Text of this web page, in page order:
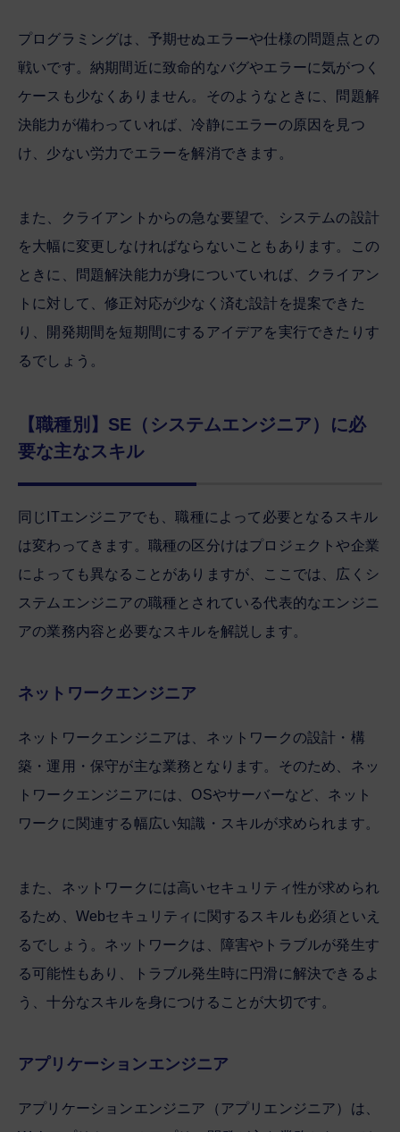
プログラミングは、予期せぬエラーや仕様の問題点との
戦いです。納期間近に致命的なバグやエラーに気がつく
ケースも少なくありません。そのようなときに、問題解
決能力が備わっていれば、冷静にエラーの原因を見つ
け、少ない労力でエラーを解消できます。
また、クライアントからの急な要望で、システムの設計
を大幅に変更しなければならないこともあります。この
ときに、問題解決能力が身についていれば、クライアン
トに対して、修正対応が少なく済む設計を提案できた
り、開発期間を短期間にするアイデアを実行できたりす
るでしょう。
【職種別】SE（システムエンジニア）に必
要な主なスキル
同じITエンジニアでも、職種によって必要となるスキル
は変わってきます。職種の区分けはプロジェクトや企業
によっても異なることがありますが、ここでは、広くシ
ステムエンジニアの職種とされている代表的なエンジニ
アの業務内容と必要なスキルを解説します。
ネットワークエンジニア
ネットワークエンジニアは、ネットワークの設計・構
築・運用・保守が主な業務となります。そのため、ネッ
トワークエンジニアには、OSやサーバーなど、ネット
ワークに関連する幅広い知識・スキルが求められます。
また、ネットワークには高いセキュリティ性が求められ
るため、Webセキュリティに関するスキルも必須といえ
るでしょう。ネットワークは、障害やトラブルが発生す
る可能性もあり、トラブル発生時に円滑に解決できるよ
う、十分なスキルを身につけることが大切です。
アプリケーションエンジニア
アプリケーションエンジニア（アプリエンジニア）は、